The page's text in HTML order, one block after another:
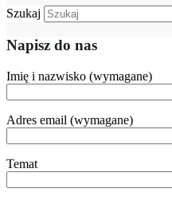
Szukaj
Napisz do nas
Imię i nazwisko (wymagane)
Adres email (wymagane)
Temat